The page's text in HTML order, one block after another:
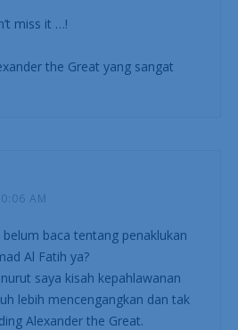
miss it …!
the Great yang sangat
AM
baca tentang penaklukan
Al Fatih ya?
saya kisah kepahlawanan
lebih mencengangkan dan tak
Alexander the Great.